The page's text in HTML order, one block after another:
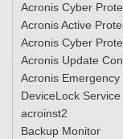
Acronis Cyber
Acronis Active
Acronis Cyber
Acronis Update
Acronis Emergency
DeviceLock Service
acroinst2
Backup Monitor